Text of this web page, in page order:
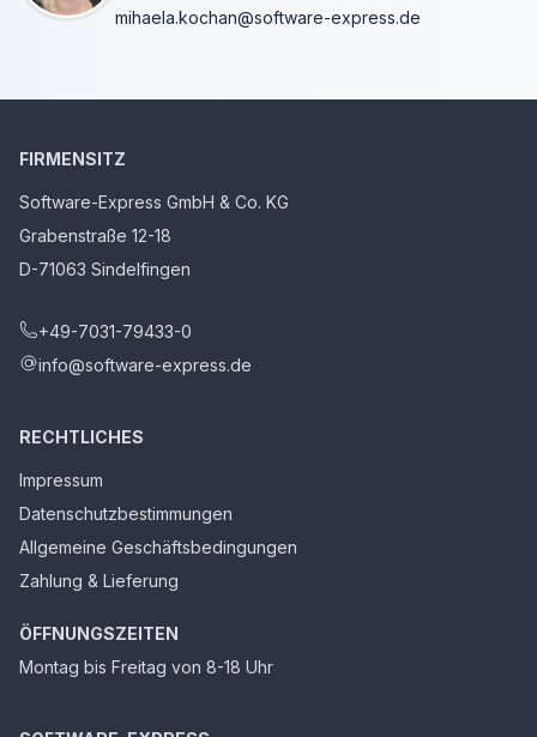
mihaela.kochan@software-express.de
FIRMENSITZ
Software-Express GmbH & Co. KG
Grabenstraße 12-18
D-71063 Sindelfingen
+49-7031-79433-0
info@software-express.de
RECHTLICHES
Impressum
Datenschutzbestimmungen
Allgemeine Geschäftsbedingungen
Zahlung & Lieferung
ÖFFNUNGSZEITEN
Montag bis Freitag von 8-18 Uhr